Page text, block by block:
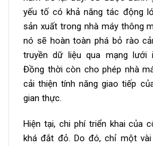
yếu tố có khả năng tác động
sản xuất trong nhà máy thông
nó sẽ hoàn toàn phá bỏ rào
truyền dữ liệu qua mạng lưới
Đồng thời còn cho phép nhà
cải thiện tính năng giao tiếp
gian thực.
Hiện tại, chi phí triển khai của
khá đắt đỏ. Do đó, chỉ một